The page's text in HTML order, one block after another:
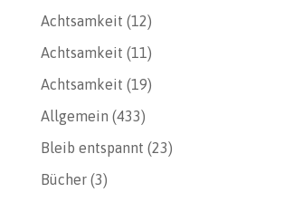
Achtsamkeit (12)
Achtsamkeit (11)
Achtsamkeit (19)
Allgemein (433)
Bleib entspannt (23)
Bücher(3)